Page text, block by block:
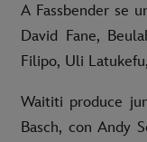
A Fassbender se
David Fane,
Filipo, Uli
Waititi produce
Basch, con Andy